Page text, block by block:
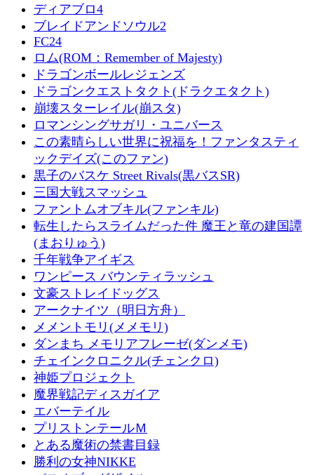
ディアブロ4
ブレイドアンドソウル2
FC24
ロム(ROM：Remember of Majesty)
ドラゴンボールレジェンズ
ドラゴンクエストタクト(ドラクエタクト)
崩壊スターレイル(崩スタ)
ロマンシングサガリ・ユニバース
この素晴らしい世界に祝福を！ファンタスティ
ックデイズ(このファン)
黒子のバスケ Street Rivals(黒バスSR)
三国大戦スマッシュ
ファントムオブキル(ファンキル)
転生したらスライムだった件 魔王と竜の建国譚
(まおりゅう)
千年戦争アイギス
ワンピース バウンティラッシュ
文豪ストレイドッグス
アークナイツ（明日方舟）
メメントモリ(メメモリ)
ダンまち メモリアフレーゼ(ダンメモ)
チェインクロニクル(チェンクロ)
神姫プロジェクト
魔界戦記ディスガイア
エバーテイル
プリストンテールＭ
とある魔術の禁書目録
勝利の女神NIKKE